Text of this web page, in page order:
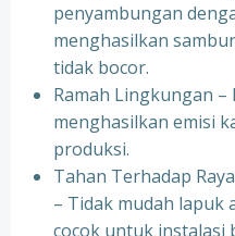
penyambungan
menghasilkan
tidak bocor.
Ramah Lingkungan
menghasilkan emisi
produksi.
Tahan Terhadap
– Tidak mudah lapuk
cocok untuk instalasi